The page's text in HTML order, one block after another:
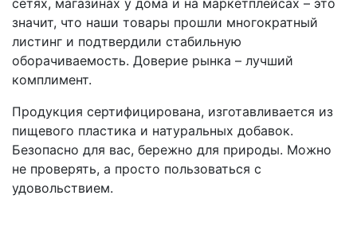
сетях, магазинах у дома и на маркетплейсах – это
значит, что наши товары прошли многократный
листинг и подтвердили стабильную
оборачиваемость. Доверие рынка – лучший
комплимент.
Продукция сертифицирована, изготавливается из
пищевого пластика и натуральных добавок.
Безопасно для вас, бережно для природы. Можно
не проверять, а просто пользоваться с
удовольствием.